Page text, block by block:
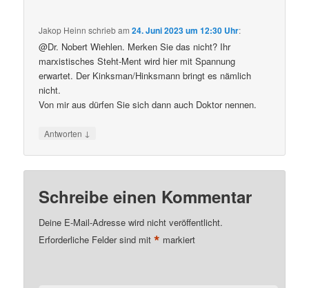
Jakop Heinn schriebam24. Juni 2023 um 12:30 Uhr:
@Dr. Nobert Wiehlen. Merken Sie das nicht? Ihr
marxistisches Steht-Ment wird hier mit Spannung
erwartet. Der Kinksman/Hinksmann bringt es nämlich
nicht.
Von mir aus dürfen Sie sich dann auch Doktor nennen.
Antworten ↓
Schreibe einen Kommentar
Deine E-Mail-Adresse wird nicht veröffentlicht.
Erforderliche Felder sind mit* markiert